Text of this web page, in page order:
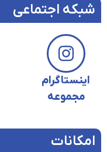
شبکه اجتماعی
اینستاگرام
مجموعه
امکانات​